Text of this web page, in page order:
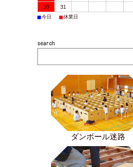
30
31
■今日 ■休業日
ダンボール迷路